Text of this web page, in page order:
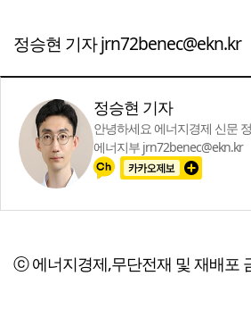
정승현 기자 jrn72benec@ekn.kr
정승현 기자
안녕하세요 에너지경제 신문
에너지부 jrn72benec@ekn.kr
ⓒ 에너지경제,무단전재 및 재배포